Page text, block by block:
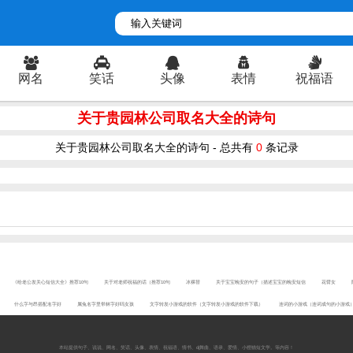
网名 笑话 头像 表情 祝福语
关于贵园林公司取名大全的诗句
关于贵园林公司取名大全的诗句 - 总共有 0条记录
《给老公发关心短信大全》推荐10句 关于对老师祝福的话（推荐10句 冰裸替 关于宝宝晚安的句子（描述宝宝的晚安短信 花臂女
什么字与昂搭配名字好 属兔名字里带林字好吗女孩 文字转发小游戏的软件（文字转发小游戏的软件下载） 连词的小游戏（连词成句的小游戏
本站提供句子 说说 网名 笑话 头像 表情 祝福语 情书 dj舞曲 语录 爱情 小狸猫短文学 。等内容！